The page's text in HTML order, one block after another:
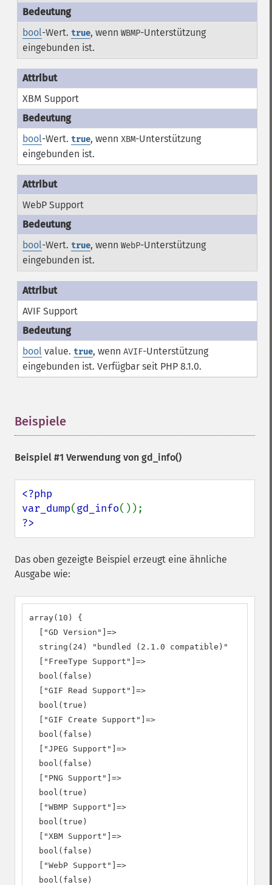
bool-Wert. true, wenn WBMP-Unterstützung
eingebunden ist.
XBM Support
bool-Wert. true, wenn XBM-Unterstützung
eingebunden ist.
WebP Support
bool-Wert. true, wenn WebP-Unterstützung
eingebunden ist.
AVIF Support
boolvalue. true, wenn AVIF-Unterstützung
eingebunden ist. Verfügbar seit PHP 8.1.0.
Beispiele
Beispiel #1 Verwendung von gd_info()
<?php
var_dump(gd_info
?>
Das oben gezeigte Beispiel erzeugt eine ähnliche
Ausgabe wie:
array(10) {
  ["GD Version"]=>
  string(24) "bundled (2.1.0 compatible)"
  ["FreeType Support"]=>
  bool(false)
  ["GIF Read Support"]=>
  bool(true)
  ["GIF Create Support"]=>
  bool(false)
  ["JPEG Support"]=>
  bool(false)
  ["PNG Support"]=>
  bool(true)
  ["WBMP Support"]=>
  bool(true)
  ["XBM Support"]=>
  bool(false)
  ["WebP Support"]=>
  bool(false)